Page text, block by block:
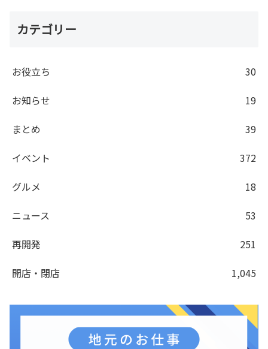
カテゴリー
お役立ち
30
お知らせ
19
まとめ
39
イベント
372
グルメ
18
ニュース
53
再開発
251
開店・閉店
1,045